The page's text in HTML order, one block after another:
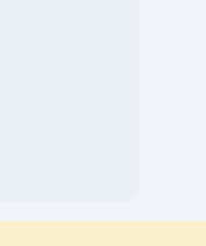
yang memenuhi